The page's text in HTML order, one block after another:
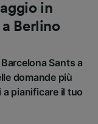
in
Berlino
Sants a
domande più
pianificare il tuo